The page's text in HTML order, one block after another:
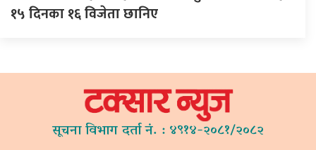
१५ दिनका १६ विजेता छानिए
सूचना विभाग दर्ता नं. : ४९१४-२०८१/२०८२